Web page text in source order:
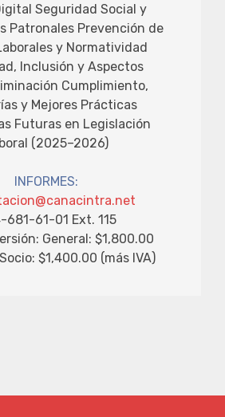
Seguridad Social y
Patronales Prevención de
y Normatividad
Inclusión y Aspectos
Cumplimiento,
y Mejores Prácticas
Futuras en Legislación
(2025–2026)
INFORMES:
681-61-01 Ext. 115
General: $1,800.00
$1,400.00 (más IVA)